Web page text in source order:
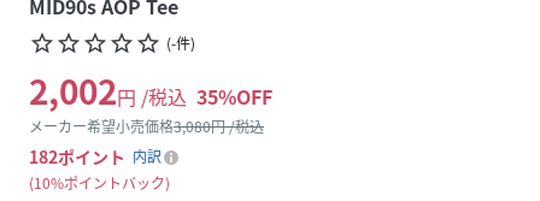
star_borderstar_borderstar_borderstar_borderstar_border (-件)
2,002円 /税込 35%OFF
メーカー希望小売価格3,080円 /税込
182ポイント 内訳
10%ポイントバック